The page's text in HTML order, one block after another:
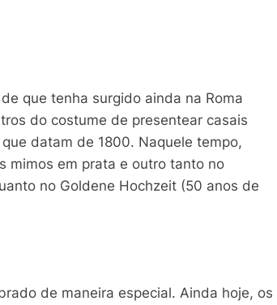
que tenha surgido ainda na Roma
do costume de presentear casais
datam de 1800. Naquele tempo,
mimos em prata e outro tanto no
no Goldene Hochzeit (50 anos de
de maneira especial. Ainda hoje, os